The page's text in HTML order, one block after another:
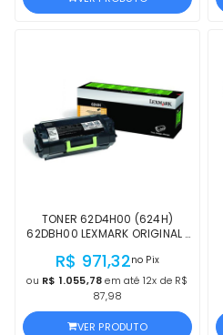
TONER 62D4H00 (624H)
62DBH00 LEXMARK ORIGINAL |
MX710/ MX812DXME, MX811DTE,
MX811DE, MX810DE, MX711DTHE,
MX710DE | LACRADO
R$ 971,32no Pix
ou R$ 1.055,78em até 12x de R$
87,98
VER PRODUTO